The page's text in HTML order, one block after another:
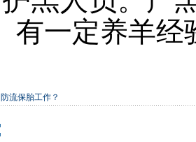
有一定养羊经
流保胎工作？